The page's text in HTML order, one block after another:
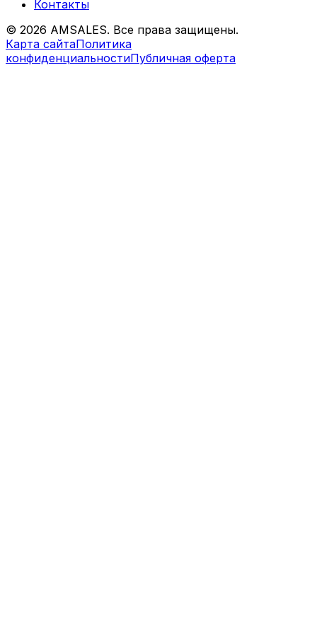
Контакты
© 2026 AMSALES. Все права защищены.
Карта сайтаПолитика
конфиденциальностиПубличная оферта